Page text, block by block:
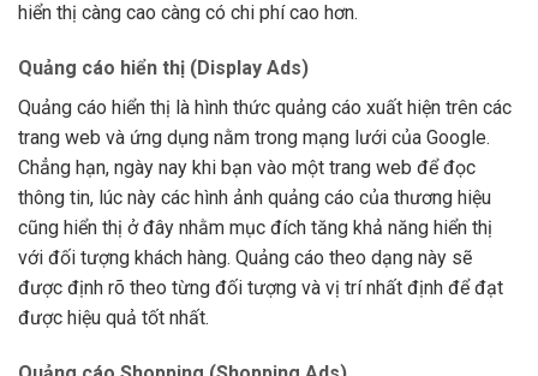
hiển thị càng cao càng có chi phí cao hơn.
Quảng cáo hiển thị (Display Ads)
Quảng cáo hiển thị là hình thức quảng cáo xuất hiện trên các
trang web và ứng dụng nằm trong mạng lưới của Google.
Chẳng hạn, ngày nay khi bạn vào một trang web để đọc
thông tin, lúc này các hình ảnh quảng cáo của thương hiệu
cũng hiển thị ở đây nhằm mục đích tăng khả năng hiển thị
với đối tượng khách hàng. Quảng cáo theo dạng này sẽ
được định rõ theo từng đối tượng và vị trí nhất định để đạt
được hiệu quả tốt nhất.